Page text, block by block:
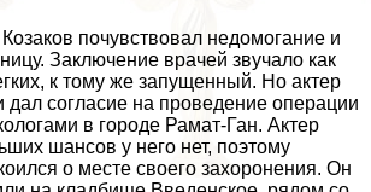
почувствовал недомогание и
Заключение врачей звучало как
к тому же запущенный. Но актер
дал согласие на проведение операции
в городе Рамат-Ган. Актер
шансов у него нет, поэтому
о месте своего захоронения. Он